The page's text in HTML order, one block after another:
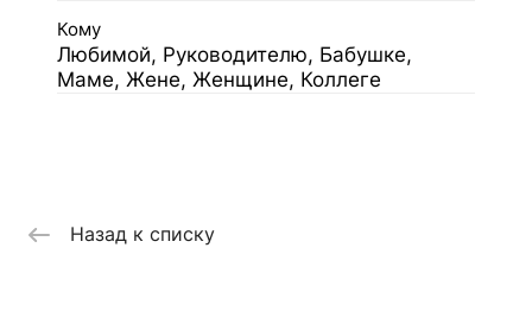
Кому
Любимой, Руководителю, Бабушке,
Маме, Жене, Женщине, Коллеге
Назад к списку